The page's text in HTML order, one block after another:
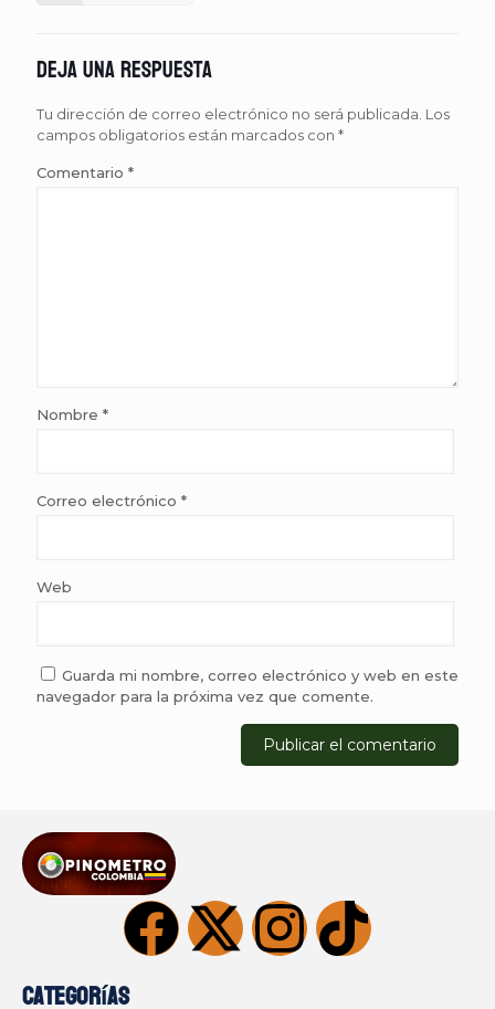
Deja una respuesta
Tu dirección de correo electrónico no será publicada. Los
campos obligatorios están marcados con *
Comentario *
Nombre *
Correo electrónico *
Web
Guarda mi nombre, correo electrónico y web en este
navegador para la próxima vez que comente.
Categorías